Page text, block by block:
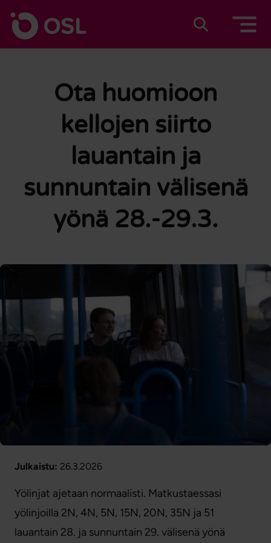
Etusivulle
Ota huomioon
kellojen siirto
lauantain ja
sunnuntain välisenä
yönä 28.-29.3.
Julkaistu: 26.3.2026
Yölinjat ajetaan normaalisti. Matkustaessasi
yölinjoilla 2N, 4N, 5N, 15N, 20N, 35N ja 51
lauantain 28. ja sunnuntain 29. välisenä yönä